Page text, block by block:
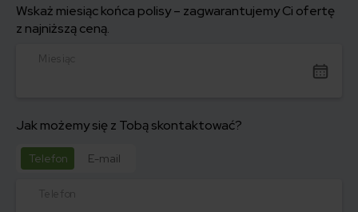
Wskaż miesiąc końca polisy – zagwarantujemy Ci ofertę
z najniższą ceną.
Miesiąc
Jak możemy się z Tobą skontaktować?
Telefon E-mail
Telefon